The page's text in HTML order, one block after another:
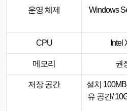
운영 체제
Windows
CPU Intel
메모리 권
저장 공간
설치
유 공간/